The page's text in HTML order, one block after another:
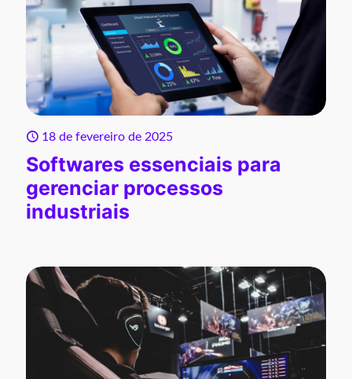
18 de fevereiro de 2025
Softwares essenciais para
gerenciar processos
industriais